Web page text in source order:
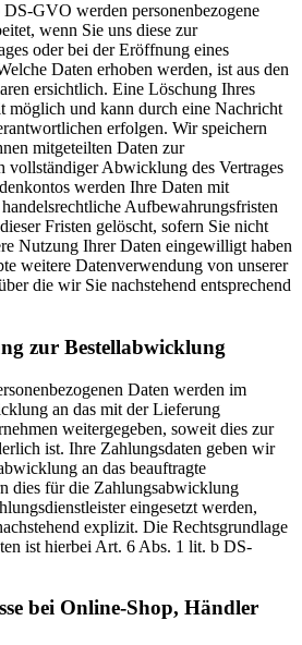
GVO werden personenbezogene
wenn Sie uns diese zur
oder bei der Eröffnung eines
Daten erhoben werden, ist aus den
ersichtlich. Eine Löschung Ihres
möglich und kann durch eine Nachricht
erfolgen. Wir speichern
mitgeteilten Daten zur
vollständiger Abwicklung des Vertrages
werden Ihre Daten mit
Aufbewahrungsfristen
Fristen gelöscht, sofern Sie nicht
Nutzung Ihrer Daten eingewilligt haben
weitere Datenverwendung von unserer
die wir Sie nachstehend entsprechend
zur Bestellabwicklung
Daten werden im
an das mit der Lieferung
weitergegeben, soweit dies zur
ist. Ihre Zahlungsdaten geben wir
an das beauftragte
dies für die Zahlungsabwicklung
eingesetzt werden,
explizit. Die Rechtsgrundlage
ist hierbei Art. 6 Abs. 1 lit. b DS-
bei Online-Shop, Händler